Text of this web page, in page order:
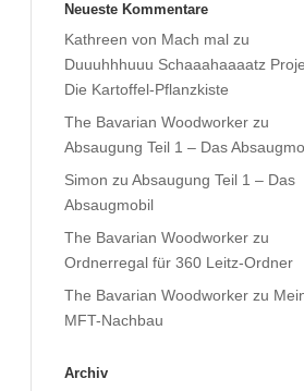
Neueste Kommentare
Kathreen von Mach mal zu
Duuuhhhuuu Schaaahaaaatz
Die Kartoffel-Pflanzkiste
The Bavarian Woodworker zu
Absaugung Teil 1 – Das
Simon zu Absaugung Teil 1 – Das
Absaugmobil
The Bavarian Woodworker zu
Ordnerregal für 360 Leitz-Ordner
The Bavarian Woodworker zu
MFT-Nachbau
Archiv